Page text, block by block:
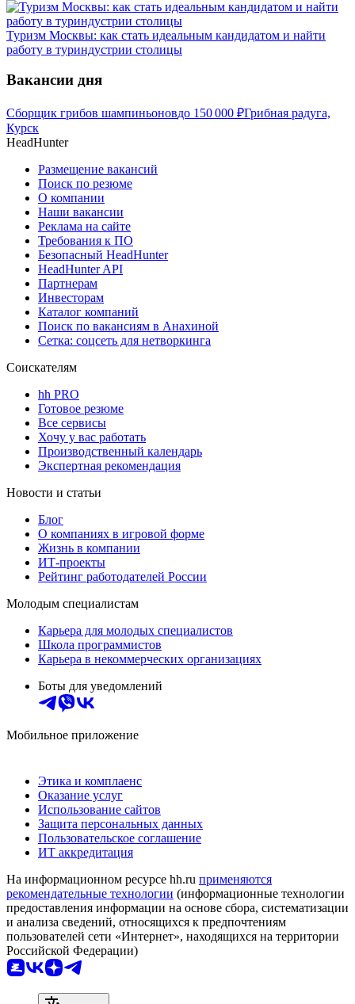
Туризм Москвы: как стать идеальным кандидатом и найти
работу в туриндустрии столицы
Вакансии дня
Сборщик грибов шампиньоновдо 150 000 ₽Грибная радуга,
Курск
HeadHunter
Размещение вакансий
Поиск по резюме
О компании
Наши вакансии
Реклама на сайте
Требования к ПО
Безопасный HeadHunter
HeadHunter API
Партнерам
Инвесторам
Каталог компаний
Поиск по вакансиям в Анахиной
Сетка: соцсеть для нетворкинга
Соискателям
hh PRO
Готовое резюме
Все сервисы
Хочу у вас работать
Производственный календарь
Экспертная рекомендация
Новости и статьи
Блог
О компаниях в игровой форме
Жизнь в компании
ИТ-проекты
Рейтинг работодателей России
Молодым специалистам
Карьера для молодых специалистов
Школа программистов
Карьера в некоммерческих организациях
Боты для уведомлений
Мобильное приложение
Этика и комплаенс
Оказание услуг
Использование сайтов
Защита персональных данных
Пользовательское соглашение
ИТ аккредитация
На информационном ресурсе hh.ru применяются
рекомендательные технологии (информационные технологии
предоставления информации на основе сбора, систематизации
и анализа сведений, относящихся к предпочтениям
пользователей сети «Интернет», находящихся на территории
Российской Федерации)